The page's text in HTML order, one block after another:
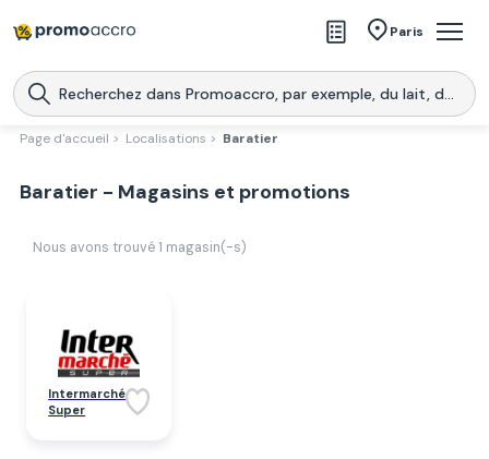
Paris
Magasins
Produits
Promoaccro
l'application
Page d'accueil > Localisations > Baratier
Baratier - Magasins et promotions
Nous avons trouvé 1 magasin(-s)
Intermarché
Super